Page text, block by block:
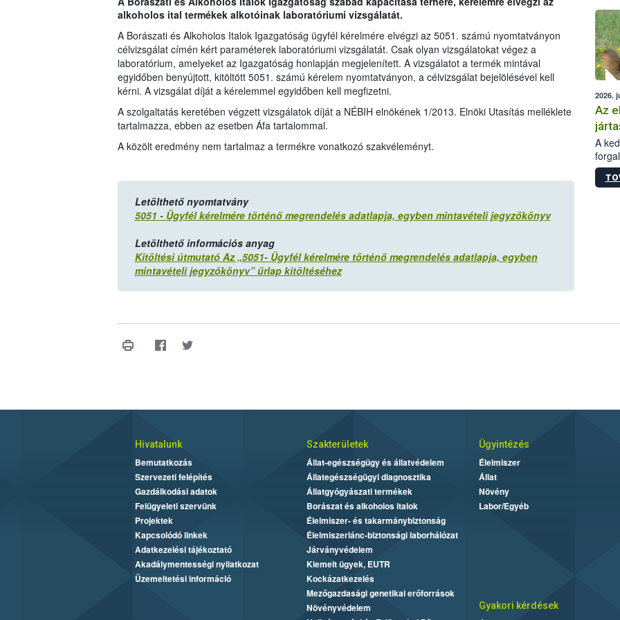
alkoholos ital termékek alkotóinak laboratóriumi vizsgálatát.
A Borászati és Alkoholos Italok Igazgatóság ügyfél kérelmére elvégzi az 5051. számú nyomtatványon
célvizsgálat címén kért paraméterek laboratóriumi vizsgálatát. Csak olyan vizsgálatokat végez a
laboratórium, amelyeket az Igazgatóság honlapján megjelenített. A vizsgálatot a termék mintával
egyidőben benyújtott, kitöltött 5051. számú kérelem nyomtatványon, a célvizsgálat bejelölésével kell
kérni. A vizsgálat díját a kérelemmel egyidőben kell megfizetni.
A szolgaltatás keretében végzett vizsgálatok díját a NÉBIH elnökének 1/2013. Elnöki Utasítás melléklete
tartalmazza, ebben az esetben Áfa tartalommal.
A közölt eredmény nem tartalmaz a termékre vonatkozó szakvéleményt.
Letölthető nyomtatvány
5051 - Ügyfél kérelmére történő megrendelés adatlapja, egyben mintavételi jegyzőkönyv
Letölthető információs anyag
Kitöltési útmutató Az „5051- Ügyfél kérelmére történő megrendelés adatlapja, egyben
mintavételi jegyzőkönyv” űrlap kitöltéséhez
2026.
Az
A
Hivatalunk
Bemutatkozás
Szervezeti felépítés
Gazdálkodási adatok
Felügyeleti szervünk
Projektek
Kapcsolódó linkek
Adatkezelési tájékoztató
Akadálymentességi nyilatkozat
Üzemeltetési információ
Szakterületek
Állat-egészségügy és állatvédelem
Állategészségügyi diagnosztika
Állatgyógyászati termékek
Borászat és alkoholos italok
Élelmiszer- és takarmánybiztonság
Élelmiszerlánc-biztonsági laborhálózat
Járványvédelem
Kiemelt ügyek, EUTR
Kockázatkezelés
Mezőgazdasági genetikai erőforrások
Növényvédelem
Ügyintézés
Élelmiszer
Állat
Növény
Labor/Egyéb
Gyakori kérdések